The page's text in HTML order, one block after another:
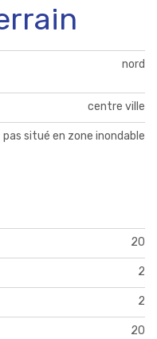
nord
centre ville
pas situé en zone inondable
20
2
2
20